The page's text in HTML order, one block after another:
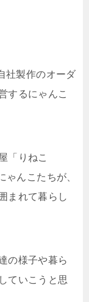
社製作のオーダ
するにゃんこ
「りねこ
ゃんこたちが、
まれて暮らし
の様子や暮ら
ていこうと思